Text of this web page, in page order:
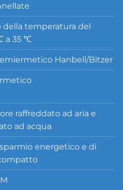
temperatura del
a 35 ℃
Hanbell/Bitzer
raffreddato ad aria e
ad acqua
energetico e di